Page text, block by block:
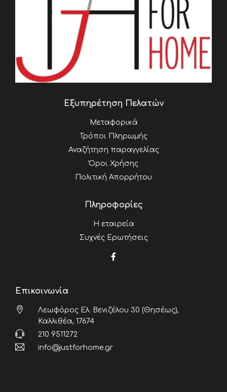
Εξυπηρέτηση Πελατών
Μεταφορικά
Τρόποι Πληρωμής
Αναζήτηση παραγγελίας
Όροι Χρήσης
Πολιτική Απορρήτου
Πληροφορίες
Η εταιρεία
Συχνές Ερωτήσεις
Επικοινωνία
Λεωφόρος Ελ. Βενιζέλου 30 (Θησέως),
Καλλιθέα, 17674
210 9511272
info@justforhome.gr